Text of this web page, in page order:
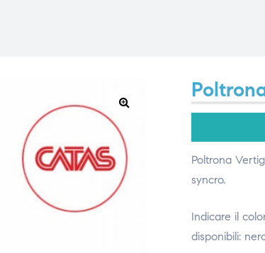
Poltrona
syncro.
Indicare il
disponibili: